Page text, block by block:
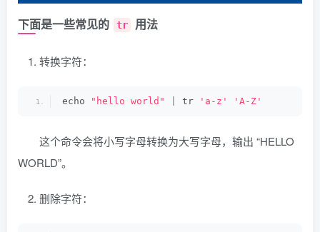
下面是一些常见的 tr 用法
转换字符：
echo "hello world" tr 'a-z' 'A-Z'
这个命令会将小写字母转换为大写字母，输出 “HELLO
WORLD”。
删除字符：